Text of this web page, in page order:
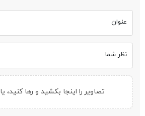
عنوان
نظر شما
تصاویر را اینجا بکشید و رها کنید، یا